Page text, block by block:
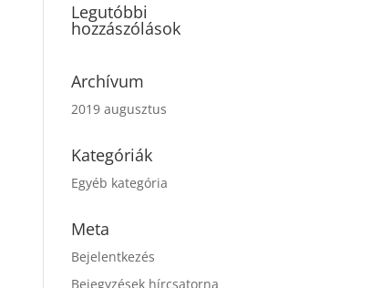
Legutóbbi
hozzászólások
Archívum
2019 augusztus
Kategóriák
Egyéb kategória
Meta
Bejelentkezés
Bejegyzések hírcsatorna